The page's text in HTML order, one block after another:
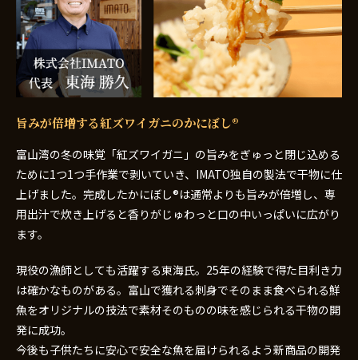
旨みが倍増する紅ズワイガニのかにぼし®
富山湾の冬の味覚「紅ズワイガニ」の旨みをぎゅっと閉じ込める
ために1つ1つ手作業で剥いていき、IMATO独自の製法で干物に仕
上げました。完成したかにぼし®は通常よりも旨みが倍増し、専
用出汁で炊き上げると香りがじゅわっと口の中いっぱいに広がり
ます。
現役の漁師としても活躍する東海氏。25年の経験で得た目利き力
は確かなものがある。富山で獲れる刺身でそのまま食べられる鮮
魚をオリジナルの技法で素材そのものの味を感じられる干物の開
発に成功。
今後も子供たちに安心で安全な魚を届けられるよう新商品の開発